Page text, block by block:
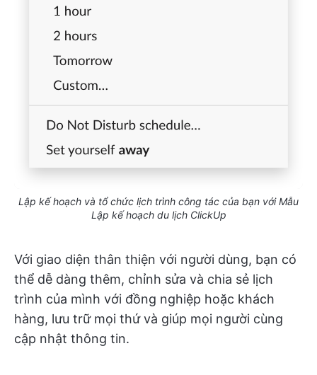
Lập kế hoạch và tổ chức lịch trình công tác của bạn với Mẫu
Lập kế hoạch du lịch ClickUp
Với giao diện thân thiện với người dùng, bạn có
thể dễ dàng thêm, chỉnh sửa và chia sẻ lịch
trình của mình với đồng nghiệp hoặc khách
hàng, lưu trữ mọi thứ và giúp mọi người cùng
cập nhật thông tin.